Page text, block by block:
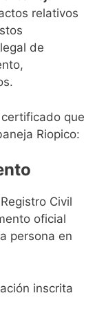
relativos
de
que
Riopico:
Civil
oficial
persona en
inscrita